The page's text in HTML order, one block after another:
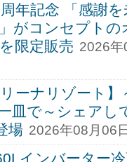
年記念 「感謝
がコンセプト
限定販売 2026年
ーナリゾート
皿で～シェアし
場 2026年08月06
インバーター